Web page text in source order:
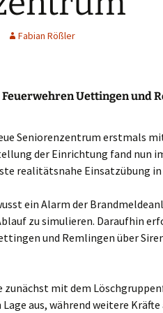
Einsätze 2017
Einsätze 2016
Einsätze 2015
Fabian Rößler
Uettingen und
Seniorenzentrum erstmals
der Einrichtung fand nun
realitätsnahe Einsatzübung
ein Alarm der
zu simulieren. Daraufhin
und Remlingen über
zunächst mit dem
aus, während weitere